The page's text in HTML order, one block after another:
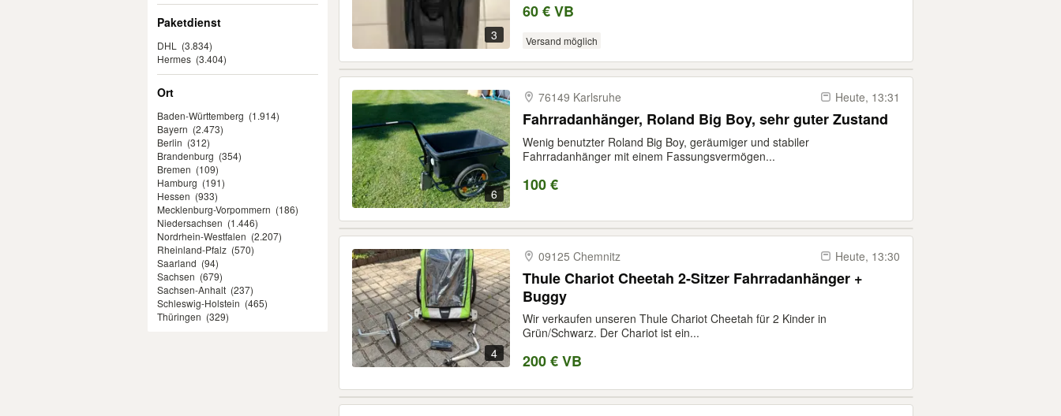
Paketdienst
DHL
(3.834)
Hermes (3.404)
Ort
Baden-Württemberg (1.914)
Bayern (2.473)
Berlin (312)
Brandenburg (354)
Bremen (109)
Hamburg (191)
Hessen (933)
Mecklenburg-Vorpommern (186)
Niedersachsen (1.446)
Nordrhein-Westfalen (2.207)
Rheinland-Pfalz (570)
Saarland (94)
Sachsen (679)
Sachsen-Anhalt (237)
Schleswig-Holstein (465)
Thüringen (329)
3
60 € VB
Versand möglich
6
76149 Karlsruhe Heute, 13:31
Fahrradanhänger, Roland Big Boy, sehr guter Zustand
Wenig benutzter Roland Big Boy, geräumiger und stabiler
Fahrradanhänger mit einem Fassungsvermögen...
100 €
4
09125 Chemnitz Heute, 13:30
Thule Chariot Cheetah 2-Sitzer Fahrradanhänger +
Buggy
Wir verkaufen unseren Thule Chariot Cheetah für 2 Kinder in
Grün/Schwarz. Der Chariot ist ein...
200 € VB